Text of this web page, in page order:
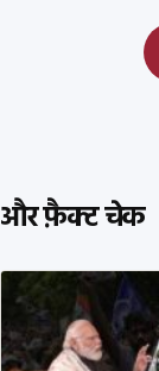
और फ़ैक्ट चेक